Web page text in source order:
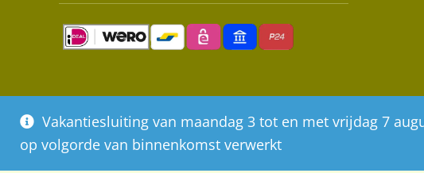
Vakantiesluiting van maandag 3 tot en met vrijdag 7
op volgorde van binnenkomst verwerkt